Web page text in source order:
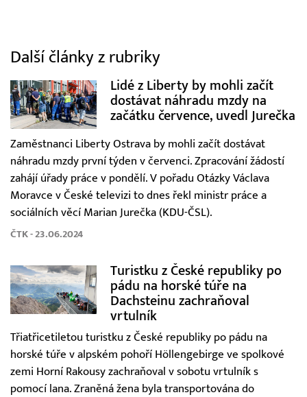
Další články z rubriky
Lidé z Liberty by mohli začít
dostávat náhradu mzdy na
začátku července, uvedl Jurečka
Zaměstnanci Liberty Ostrava by mohli začít dostávat
náhradu mzdy první týden v červenci. Zpracování žádostí
zahájí úřady práce v pondělí. V pořadu Otázky Václava
Moravce v České televizi to dnes řekl ministr práce a
sociálních věcí Marian Jurečka (KDU-ČSL).
ČTK - 23.06.2024
Turistku z České republiky po
pádu na horské túře na
Dachsteinu zachraňoval
vrtulník
Třiatřicetiletou turistku z České republiky po pádu na
horské túře v alpském pohoří Höllengebirge ve spolkové
zemi Horní Rakousy zachraňoval v sobotu vrtulník s
pomocí lana. Zraněná žena byla transportována do